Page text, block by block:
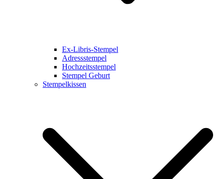
Ex-Libris-Stempel
Adressstempel
Hochzeitsstempel
Stempel Geburt
Stempelkissen